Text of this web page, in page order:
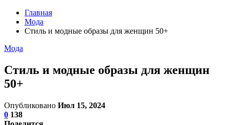
Главная
Мода
Стиль и модные образы для женщин 50+
Мода
Стиль и модные образы для женщин
50+
Опубликовано Июл 15, 2024
0 138